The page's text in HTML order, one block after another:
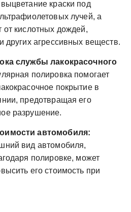
краски под
лучей, а
кислотных дождей,
других агрессивных веществ.
службы лакокрасочного
полировка помогает
покрытие в
предотвращая его
разрушение.
автомобиля:
вид автомобиля,
полировке, может
его стоимость при